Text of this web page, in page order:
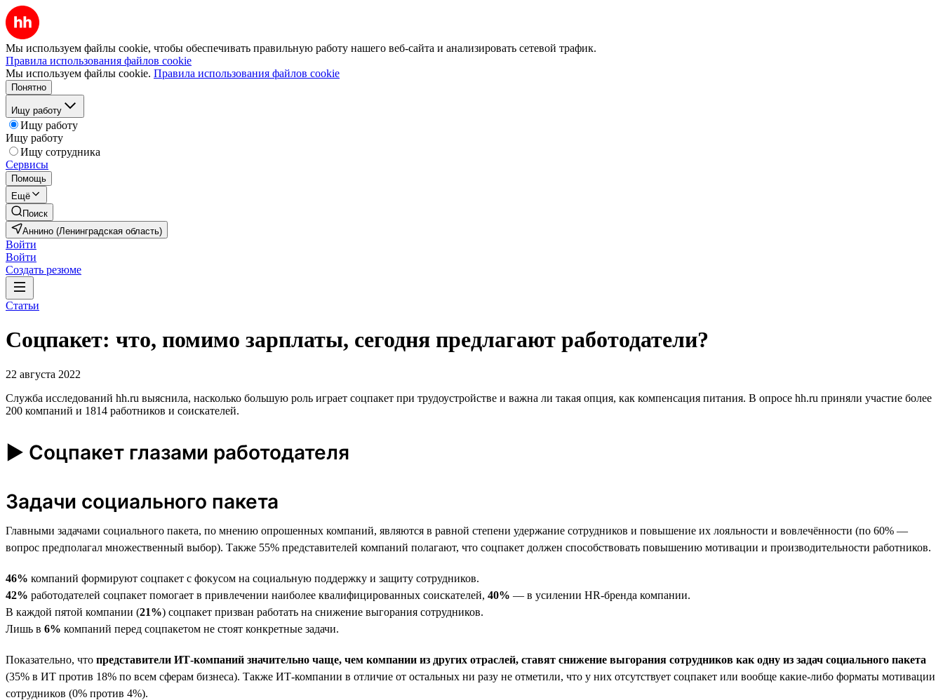
Мы используем файлы cookie, чтобы обеспечивать правильную работу нашего веб-сайта и анализировать сетевой трафик.
Правила использования файлов cookie
Мы используем файлы cookie. Правила использования файлов cookie
Понятно
Ищу работу
Ищу работу
Ищу работу
Ищу сотрудника
Сервисы
Помощь
Ещё
Поиск
Аннино (Ленинградская область)
Войти
Войти
Создать резюме
Статьи
Соцпакет: что, помимо зарплаты, сегодня предлагают работодатели?
22 августа 2022
Служба исследований hh.ru выяснила, насколько большую роль играет соцпакет при трудоустройстве и важна ли такая опция, как компенсация питания. В опросе hh.ru приняли участие более
200 компаний и 1814 работников и соискателей.
► Соцпакет глазами работодателя
Задачи социального пакета
Главными задачами социального пакета, по мнению опрошенных компаний, являются в равной степени удержание сотрудников и повышение их лояльности и вовлечённости (по 60% —
вопрос предполагал множественный выбор). Также 55% представителей компаний полагают, что соцпакет должен способствовать повышению мотивации и производительности работников.
46% компаний формируют соцпакет с фокусом на социальную поддержку и защиту сотрудников.
42% работодателей соцпакет помогает в привлечении наиболее квалифицированных соискателей, 40% — в усилении HR-бренда компании.
В каждой пятой компании (21%) соцпакет призван работать на снижение выгорания сотрудников.
Лишь в 6% компаний перед соцпакетом не стоят конкретные задачи.
Показательно, что представители ИТ-компаний значительно чаще, чем компании из других отраслей, ставят снижение выгорания сотрудников как одну из задач социального пакета
(35% в ИТ против 18% по всем сферам бизнеса). Также ИТ-компании в отличие от остальных ни разу не отметили, что у них отсутствует соцпакет или вообще какие-либо форматы мотивации
сотрудников (0% против 4%).